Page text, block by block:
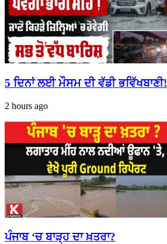
5 ਦਿਨਾਂ ਲਈ ਮੌਸਮ ਦੀ ਵੱਡੀ ਭਵਿੱਖਬਾਣੀ!
2 hours ago
ਪੰਜਾਬ ‘ਚ ਬਾੜ੍ਹ ਦਾ ਖ਼ਤਰਾ?